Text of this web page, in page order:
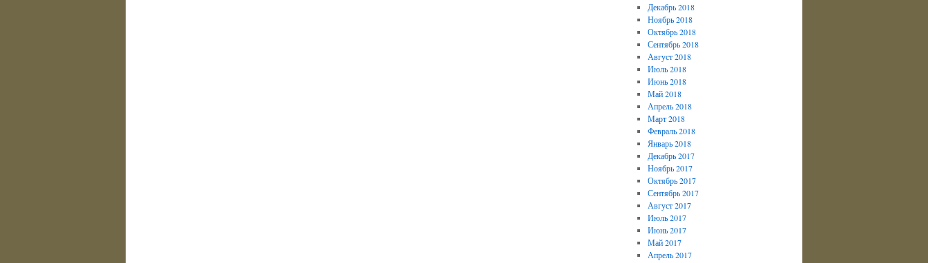
Декабрь 2018
Ноябрь 2018
Октябрь 2018
Сентябрь 2018
Август 2018
Июль 2018
Июнь 2018
Май 2018
Апрель 2018
Март 2018
Февраль 2018
Январь 2018
Декабрь 2017
Ноябрь 2017
Октябрь 2017
Сентябрь 2017
Август 2017
Июль 2017
Июнь 2017
Май 2017
Апрель 2017